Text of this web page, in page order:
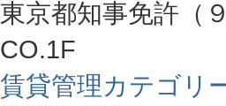
東京都知事免許（
CO.1F
賃貸管理カテゴリ